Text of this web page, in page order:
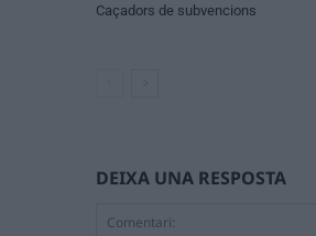
Caçadors de subvencions
DEIXA UNA RESPOSTA